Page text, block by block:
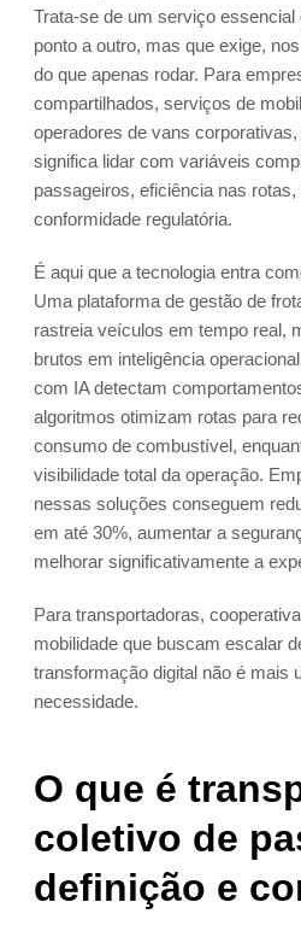
Trata-se de um serviço
ponto a outro, mas que exige,
do que apenas rodar. Para
compartilhados, serviços de
operadores de vans
significa lidar com variáveis
passageiros, eficiência nas
conformidade regulatória.
É aqui que a tecnologia entra
Uma plataforma de gestão de
rastreia veículos em tempo real,
brutos em inteligência
com IA detectam
algoritmos otimizam rotas para
consumo de combustível,
visibilidade total da operação.
nessas soluções conseguem
em até 30%, aumentar a
melhorar significativamente a
Para transportadoras,
mobilidade que buscam escalar
transformação digital não é
necessidade.
O que é
coletivo de
definição e